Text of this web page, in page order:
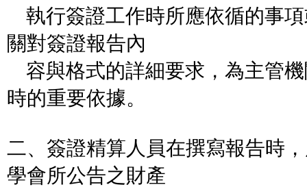
執行簽證工作時所應依循的事
關對簽證報告內
容與格式的詳細要求，為主管
時的重要依據。
二、簽證精算人員在撰寫報告時
學會所公告之財產